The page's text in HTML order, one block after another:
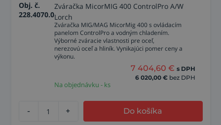
Obj. č.
228.4070.0
Zváračka MicorMIG 400 ControlPro A/W
Lorch
Zváračka MIG/MAG MicorMig 400 s ovládacím
panelom ControlPro a vodným chladením.
Výborné zváracie vlastnosti pre oceľ,
nerezovú oceľ a hliník. Vynikajúci pomer ceny a
výkonu.
7 404,60 € s DPH
6 020,00 € bez DPH
Na objednávku - ks
- + Do košíka